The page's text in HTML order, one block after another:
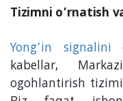
Tizimni o’rnatish
Yong’in signalini
kabellar,
ogohlantirish